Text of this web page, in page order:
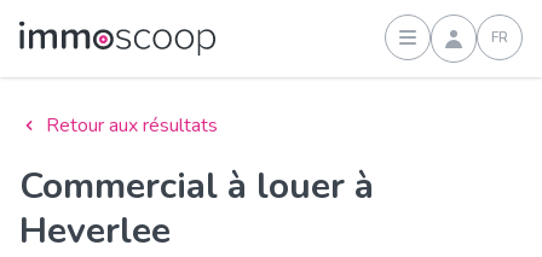
Connexion
FR
Retour aux résultats
Commercial à louer à
Heverlee